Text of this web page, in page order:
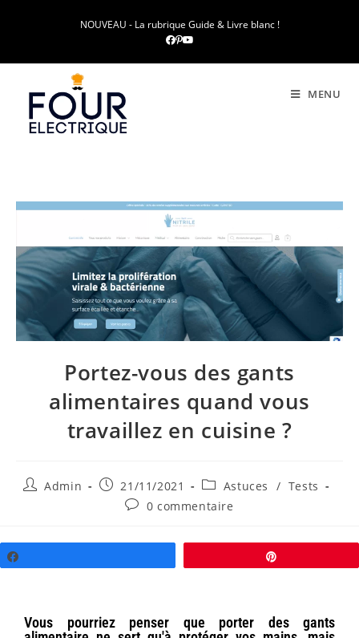
NOUVEAU - La rubrique Guide & Livre blanc !
MENU
Portez-vous des gants
alimentaires quand vous
travaillez en cuisine ?
Admin 21/11/2021 Astuces / Tests
0 commentaire
Vous pourriez penser que porter des gants